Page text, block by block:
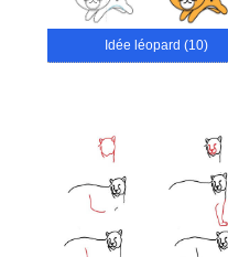
Idée léopard (10)